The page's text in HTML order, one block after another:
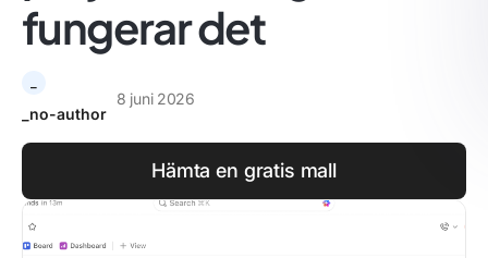
fungerar det
_no-author
8 juni 2026
Hämta en gratis mall